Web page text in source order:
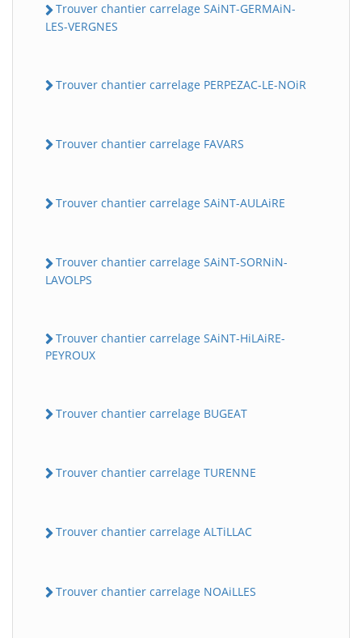
Trouver chantier carrelage SAiNT-GERMAiN-
LES-VERGNES
Trouver chantier carrelage PERPEZAC-LE-NOiR
Trouver chantier carrelage FAVARS
Trouver chantier carrelage SAiNT-AULAiRE
Trouver chantier carrelage SAiNT-SORNiN-
LAVOLPS
Trouver chantier carrelage SAiNT-HiLAiRE-
PEYROUX
Trouver chantier carrelage BUGEAT
Trouver chantier carrelage TURENNE
Trouver chantier carrelage ALTiLLAC
Trouver chantier carrelage NOAiLLES